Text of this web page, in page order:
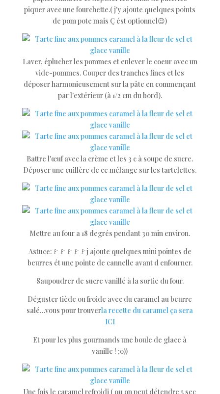
piquer avec une fourchette.( j'y ajoute quelques points
de pom pote mais Ç ést optionnel😉)
Laver, éplucher les pommes et enlever le coeur avec un
vide-pommes. Couper des tranches fines et les
déposer harmonieusement sur la pâte en commençant
par l'extérieur (à 1/2 cm du bord).
Battre l'œuf avec la crème et les 3 c à soupe de sucre.
Déposer une cuillère de ce mélange sur les tartelettes.
Mettre au four a 18 degrés pendant 30 min environ.
Astuce:🚩🚩🚩🚩🚩j ajoute quelques mini pointes de
beurres ét une pointe de cannelle avant d enfourner.
Saupoudrer de sucre vanillé à la sortie du four.
Déguster tiède ou froide avec du caramel au beurre
salé…vous pour trouverla recette du caramel ça sera
ICI
Et pour les plus gourmands une boule de glace à
vanille ! ;o))
Une fois le caramel refroidi ( qu on peut détendre 5 sec